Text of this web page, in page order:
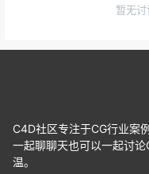
暂无
C4D社区专注于CG行业案
一起聊聊天也可以一起讨
温。